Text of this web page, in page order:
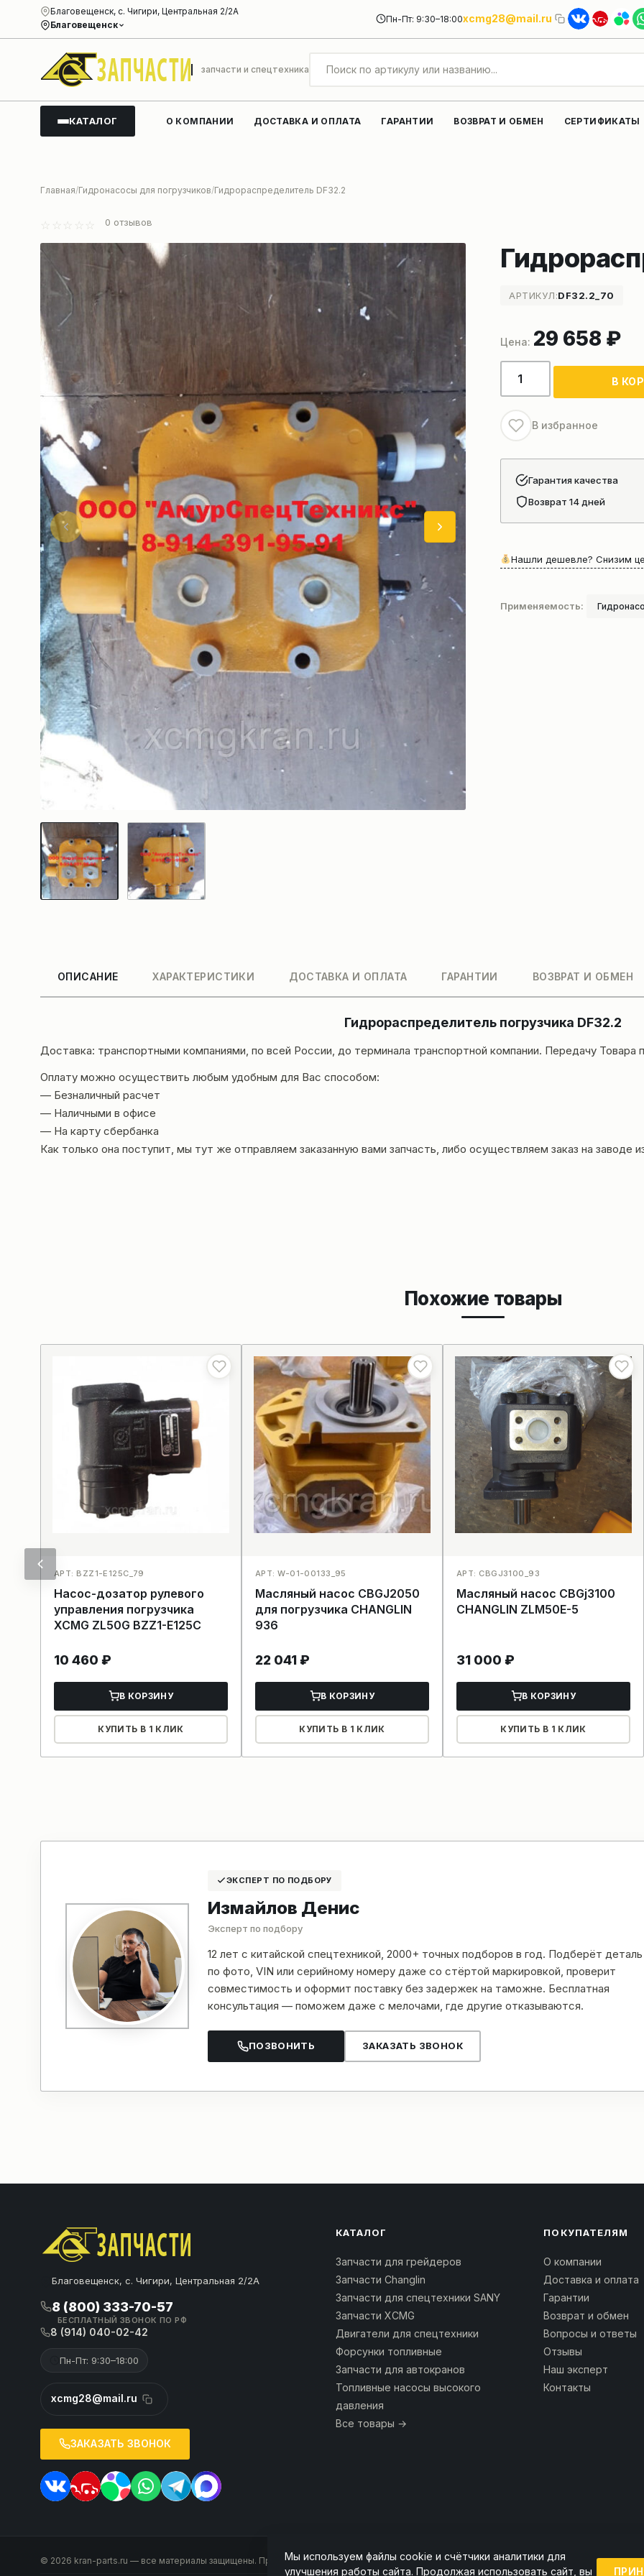
Благовещенск
Благовещенск, с. Чигири, Центральная 2/2А
Пн-Пт: 9:30–18:00xcmg28@mail.ru
запчасти и спецтехника
КАТАЛОГ О КОМПАНИИ ДОСТАВКА И ОПЛАТА ГАРАНТИИ ВОЗВРАТ И ОБМЕН СЕРТИФИКАТЫ
Главная Гидронасосы для погрузчиков Гидрораспределитель DF32.2
0 отзывов
АРТИКУЛ:DF32.2_70
29 658 ₽
Количество
товара
DF32.2
В
В избранное
Гарантия качества
Возврат 14 дней
Нашли дешевле? Снизим
Применяемость:
ОПИСАНИЕ ХАРАКТЕРИСТИКИ ДОСТАВКА И ОПЛАТА ГАРАНТИИ ВОЗВРАТ И ОБМЕН
Гидрораспределитель погрузчика DF32.2
Доставка: транспортными компаниями, по всей России, до терминала транспортной компании. Передачу
Оплату можно осуществить любым удобным для Вас способом:
— Безналичный расчет
— Наличными в офисе
— На карту сбербанка
Как только она поступит, мы тут же отправляем заказанную вами запчасть, либо осуществляем заказ на заводе
Похожие товары
АРТ: BZZ1-E125C_79
Насос-дозатор рулевого
управления погрузчика
XCMG ZL50G BZZ1-E125C
10 460 ₽
В КОРЗИНУ
КУПИТЬ В 1 КЛИК
АРТ: W-01-00133_95
Масляный насос CBGJ2050
для погрузчика CHANGLIN
936
22 041₽
В КОРЗИНУ
КУПИТЬ В 1 КЛИК
АРТ: CBGJ3100_93
Масляный насос CBGj3100
CHANGLIN ZLM50E-5
31 000 ₽
В КОРЗИНУ
КУПИТЬ В 1 КЛИК
ЭКСПЕРТ ПО ПОДБОРУ
Измайлов Денис
Эксперт по подбору
12 лет с китайской спецтехникой, 2000+ точных подборов в год. Подберёт деталь
по фото, VIN или серийному номеру даже со стёртой маркировкой, проверит
совместимость и оформит поставку без задержек на таможне. Бесплатная
консультация — поможем даже с мелочами, где другие отказываются.
ПОЗВОНИТЬ ЗАКАЗАТЬ ЗВОНОК
Благовещенск, с. Чигири, Центральная 2/2А
8 (800) 333-70-57
БЕСПЛАТНЫЙ ЗВОНОК ПО РФ
8 (914) 040-02-42
Пн-Пт: 9:30–18:00
xcmg28@mail.ru
ЗАКАЗАТЬ ЗВОНОК
КАТАЛОГ
Запчасти для грейдеров
Запчасти Changlin
Запчасти для спецтехники SANY
Запчасти XCMG
Двигатели для спецтехники
Форсунки топливные
Запчасти для автокранов
Топливные насосы высокого
давления
Все товары →
ПОКУПАТЕЛЯМ
О компании
Доставка и оплата
Гарантии
Возврат и обмен
Вопросы и ответы
Отзывы
Наш эксперт
Контакты
© 2026 kran-parts.ru — все материалы защищены. При копировании ссылка на источник обязательна.
Мы используем файлы cookie и счётчики аналитики для
улучшения работы сайта. Продолжая использовать сайт, вы